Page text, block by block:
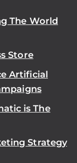
The World
Store
Artificial
is The
Strategy